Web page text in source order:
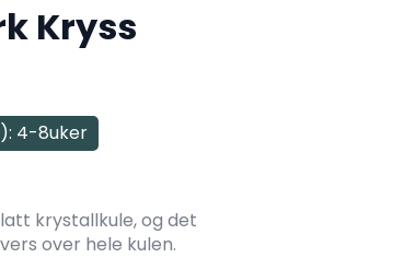
Kryss
4-8uker
krystallkule, og det
over hele kulen.